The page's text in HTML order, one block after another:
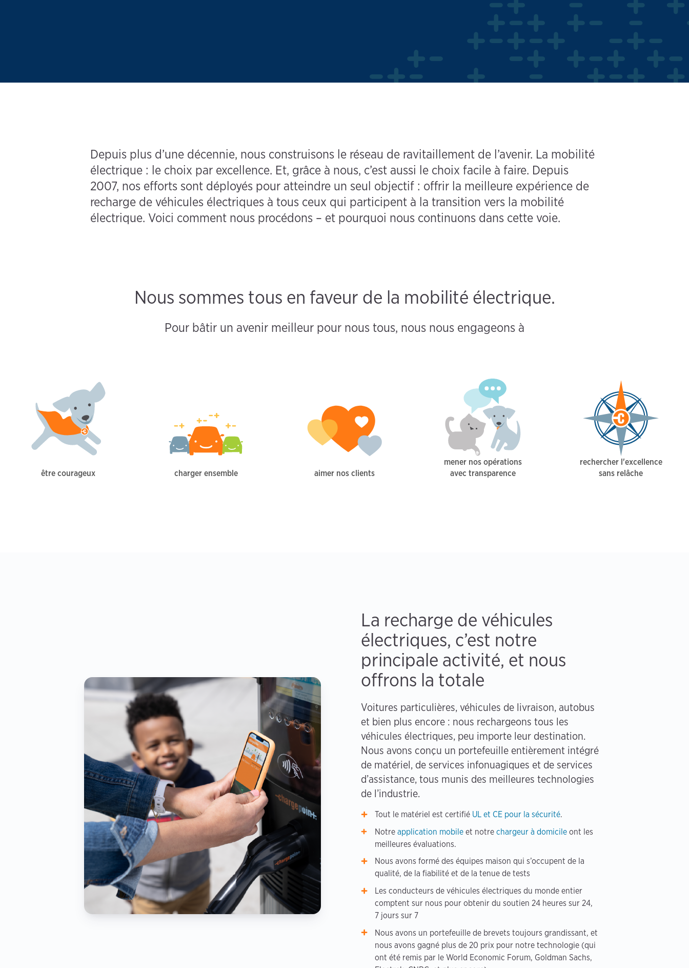
Depuis plus d’une décennie, nous construisons le réseau de ravitaillement de l’avenir. La mobilité
électrique : le choix par excellence. Et, grâce à nous, c’est aussi le choix facile à faire. Depuis
2007, nos efforts sont déployés pour atteindre un seul objectif : offrir la meilleure expérience de
recharge de véhicules électriques à tous ceux qui participent à la transition vers la mobilité
électrique. Voici comment nous procédons – et pourquoi nous continuons dans cette voie.
Nous sommes tous en faveur de la mobilité électrique.
Pour bâtir un avenir meilleur pour nous tous, nous nous engageons à
être courageux charger ensemble aimer nos clients
mener nos opérations
avec transparence
rechercher l'excellence
sans relâche
La recharge de véhicules
électriques, c’est notre
principale activité, et nous
offrons la totale
Voitures particulières, véhicules de livraison, autobus
et bien plus encore : nous rechargeons tous les
véhicules électriques, peu importe leur destination.
Nous avons conçu un portefeuille entièrement intégré
de matériel, de services infonuagiques et de services
d’assistance, tous munis des meilleures technologies
de l’industrie.
Tout le matériel est certifié UL et CE pour la sécurité.
Notreapplication mobile et notrechargeur à domicile ont les
meilleures évaluations.
Nous avons formé des équipes maison qui s’occupent de la
qualité, de la fiabilité et de la tenue de tests
Les conducteurs de véhicules électriques du monde entier
comptent sur nous pour obtenir du soutien 24 heures sur 24,
7 jours sur 7
Nous avons un portefeuille de brevets toujours grandissant, et
nous avons gagné plus de 20 prix pour notre technologie (qui
ont été remis par le World Economic Forum, Goldman Sachs,